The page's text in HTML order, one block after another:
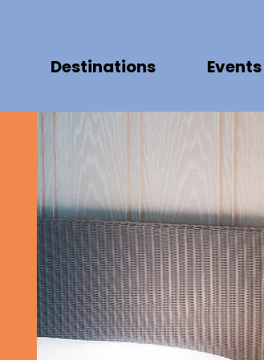
Destinations Events